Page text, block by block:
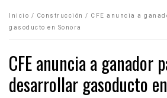
Inicio / Construcción / CFE anuncia a
gasoducto en Sonora
CFE anuncia a ganador
desarrollar gasoducto